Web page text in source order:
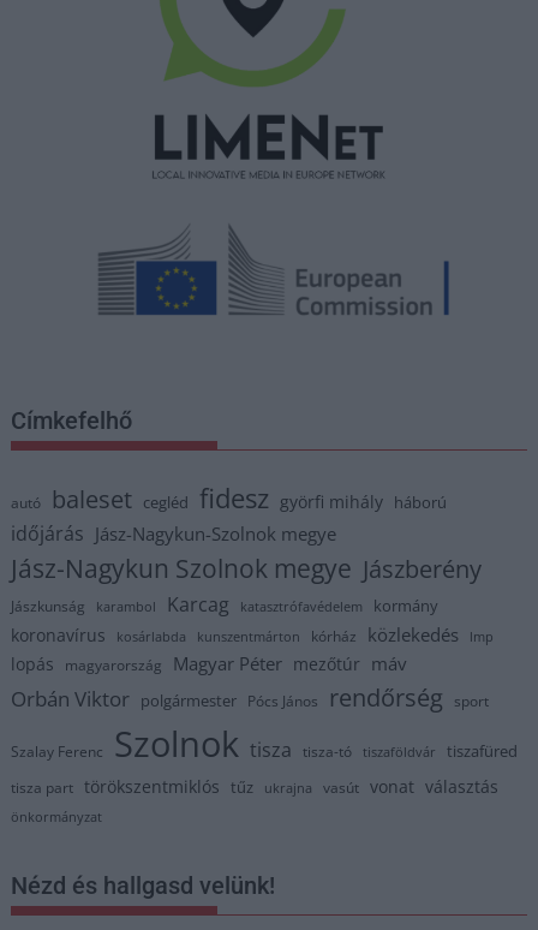
Címkefelhő
autó baleset cegléd fidesz györfi mihály háború
időjárás Jász-Nagykun-Szolnok megye
Jász-Nagykun Szolnok megye Jászberény
Jászkunság karambol Karcag katasztrófavédelem kormány
koronavírus kosárlabda kunszentmárton kórház közlekedés lmp
lopás magyarország Magyar Péter mezőtúr máv
Orbán Viktor polgármester Pócs János rendőrség sport
Szalay Ferenc Szolnok tisza tisza-tó tiszaföldvár tiszafüred
tisza part törökszentmiklós tűz ukrajna vasút vonat választás
önkormányzat
Nézd és hallgasd velünk!